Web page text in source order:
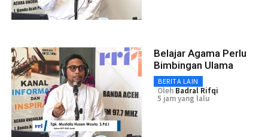
Belajar Agama Perlu
Bimbingan Ulama
BERITA LAIN
Oleh Badral Rifqi
5 jam yang lalu